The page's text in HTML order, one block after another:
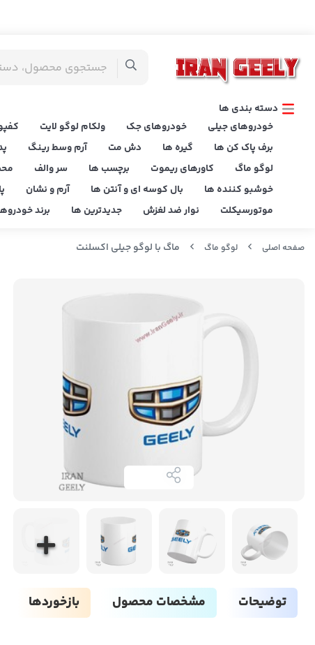
دسته بندی ها
خودروهای جیلی
خودروهای جک ولکام لوگو لایت
برف پاک کن ها
گیره ها دش مت آرم وسط رینگ
لوگو ماگ
کاورهای ریموت برچسب ها سر والف
خوشبو کننده ها
بال کوسه ای و آنتن ها آرم و نشان
موتورسیکلت
نوار ضد لغزش جدیدترین ها برند
صفحه اصلی لوگو ماگ ماگ با لوگو جیلی اکسلنت
توضیحات مشخصات محصول بازخوردها